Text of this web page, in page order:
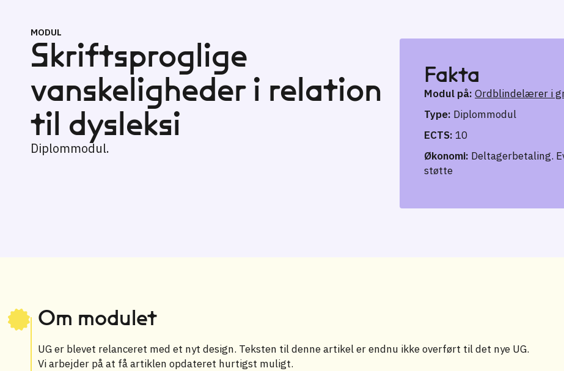
MODUL
Skriftsproglige
vanskeligheder i relation
til dysleksi
Diplommodul.
Fakta
Modul på: Ordblindelærer i
Type: Diplommodul
ECTS: 10
Økonomi: Deltagerbetaling.
støtte
Om modulet
UG er blevet relanceret med et nyt design. Teksten til denne artikel er endnu ikke overført til det nye UG.
Vi arbejder på at få artiklen opdateret hurtigst muligt.